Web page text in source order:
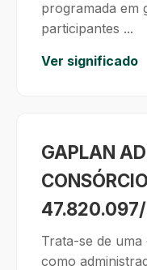
programada em
participantes ...
Ver significado
GAPLAN
Trata-se de
como